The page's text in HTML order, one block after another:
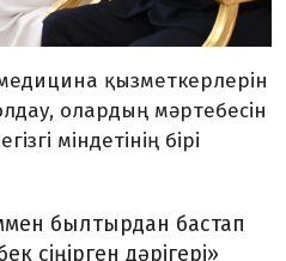
қызметкерлерін
олардың мәртебесін
міндетінің бірі
былтырдан бастап
сіңірген дәрігері»